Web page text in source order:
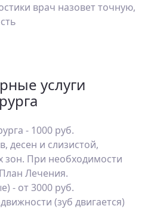
врач назовет точную,
услуги
- 1000 руб.
десен и слизистой,
При необходимости
Лечения.
- от 3000 руб.
(зуб двигается)